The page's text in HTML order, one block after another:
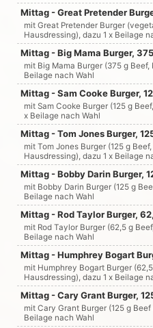
Mittag - Great Pretender
mit Great Pretender Burger
Hausdressing), dazu 1 x Beilage
Mittag - Big Mama Burger,
mit Big Mama Burger (375 g
Beilage nach Wahl
Mittag - Sam Cooke Burger,
mit Sam Cooke Burger (125 g
x Beilage nach Wahl
Mittag - Tom Jones Burger,
mit Tom Jones Burger (125 g
Hausdressing), dazu 1 x Beilage
Mittag - Bobby Darin Burger,
mit Bobby Darin Burger (125 g
Beilage nach Wahl
Mittag - Rod Taylor Burger,
mit Rod Taylor Burger (62,5 g
Beilage nach Wahl
Mittag - Humphrey Bogart
mit Humphrey Bogart Burger
Hausdressing), dazu 1 x Beilage
Mittag - Cary Grant Burger,
mit Cary Grant Burger (125 g
Beilage nach Wahl